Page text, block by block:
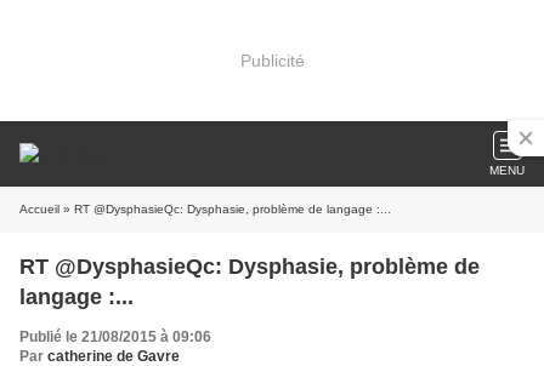
Publicité
MENU
Accueil » RT @DysphasieQc: Dysphasie, problème de langage :...
RT @DysphasieQc: Dysphasie, problème de
langage :...
Publié le 21/08/2015 à 09:06
Par catherine de Gavre